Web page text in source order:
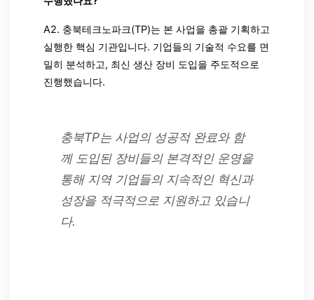
A2. 충북테크노파크(TP)는 본 사업을 총괄 기획하고
실행한 핵심 기관입니다. 기업들의 기술적 수요를 면
밀히 분석하고, 최신 생산 장비 도입을 주도적으로
진행했습니다.
충북TP는 사업의 성공적 완료와 함
께 도입된 장비들의 본격적인 운영을
통해 지역 기업들의 지속적인 혁신과
성장을 적극적으로 지원하고 있습니
다.